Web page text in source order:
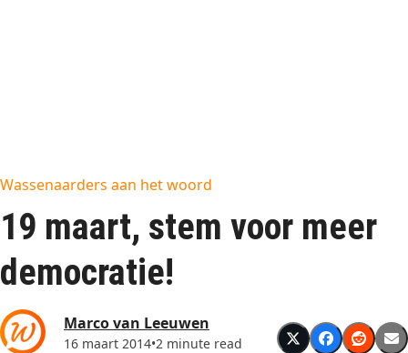
Wassenaarders aan het woord
19 maart, stem voor meer
democratie!
Marco van Leeuwen
16 maart 2014•2 minute read